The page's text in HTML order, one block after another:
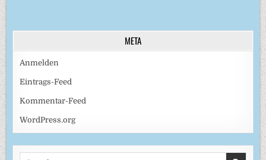
META
Anmelden
Eintrags-Feed
Kommentar-Feed
WordPress.org
Search